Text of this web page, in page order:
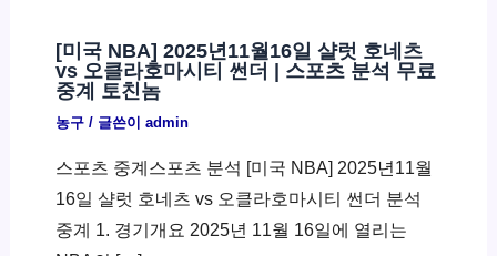
[미국 NBA] 2025년11월16일 샬럿 호네츠
vs 오클라호마시티 썬더 | 스포츠 분석 무료
중계 토친놈
농구/ 글쓴이 admin
스포츠 중계스포츠 분석 [미국 NBA] 2025년11월
16일 샬럿 호네츠 vs 오클라호마시티 썬더 분석
중계 1. 경기개요 2025년 11월 16일에 열리는